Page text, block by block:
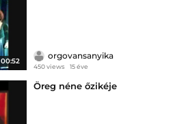
00:52
orgovansanyika
450 views 15 éve
Öreg néne őzikéje